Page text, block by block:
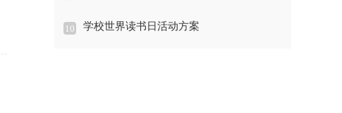
10 学校世界读书日活动方案